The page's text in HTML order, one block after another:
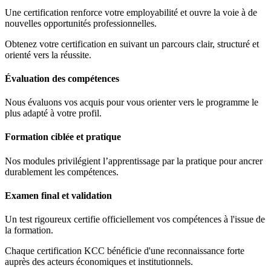
Une certification renforce votre employabilité et ouvre la voie à de
nouvelles opportunités professionnelles.
Obtenez votre certification en suivant un parcours clair, structuré et
orienté vers la réussite.
Évaluation des compétences
Nous évaluons vos acquis pour vous orienter vers le programme le
plus adapté à votre profil.
Formation ciblée et pratique
Nos modules privilégient l’apprentissage par la pratique pour ancrer
durablement les compétences.
Examen final et validation
Un test rigoureux certifie officiellement vos compétences à l'issue de
la formation.
Chaque certification KCC bénéficie d'une reconnaissance forte
auprès des acteurs économiques et institutionnels.